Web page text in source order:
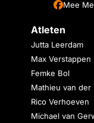
Mee
Atleten
Jutta Leerdam
Max Verstappen
Femke Bol
Mathieu van der
Rico Verhoeven
Michael van